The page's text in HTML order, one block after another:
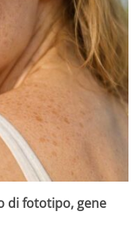
di fototipo, gene